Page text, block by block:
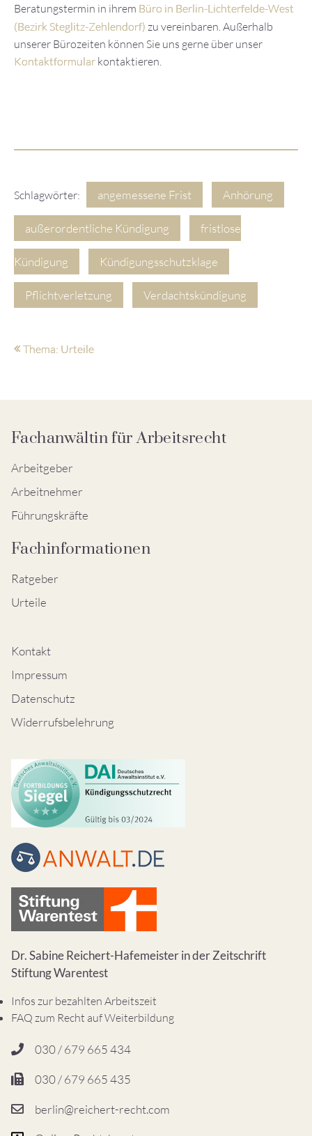
Beratungstermin in ihrem Büro in Berlin-Lichterfelde-West
(Bezirk Steglitz-Zehlendorf) zu vereinbaren. Außerhalb
unserer Bürozeiten können Sie uns gerne über unser
Kontaktformular kontaktieren.
Schlagwörter: angemessene Frist Anhörung
außerordentliche Kündigung fristlose
Kündigung Kündigungsschutzklage
Pflichtverletzung Verdachtskündigung
Thema: Urteile
Fachanwältin für Arbeitsrecht
Arbeitgeber
Arbeitnehmer
Führungskräfte
Fachinformationen
Ratgeber
Urteile
Kontakt
Impressum
Datenschutz
Widerrufsbelehrung
Dr. Sabine Reichert-Hafemeister in der Zeitschrift
Stiftung Warentest
Infos zur bezahlten Arbeitszeit
FAQ zum Recht auf Weiterbildung
030 / 679 665 434
030 / 679 665 435
berlin@reichert-recht.com